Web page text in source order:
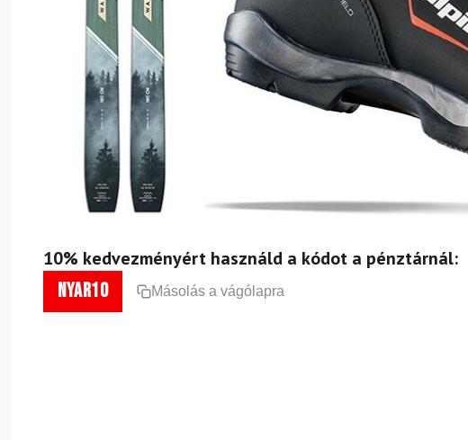
10% kedvezményért használd a kódot a pénztárnál:
nyar10 Másolás a vágólapra